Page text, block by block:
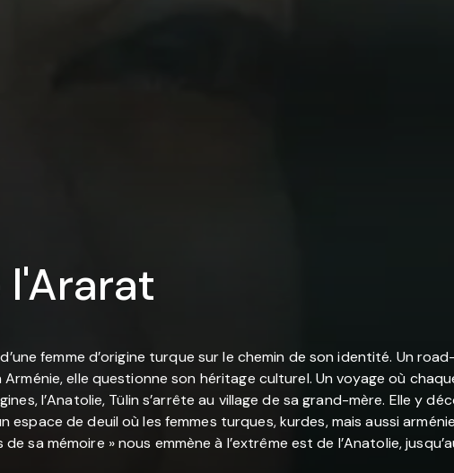
femme d’origine turque sur le chemin de son identité. Un
Arménie, elle questionne son héritage culturel. Un voyage où
l’Anatolie, Tülin s’arrête au village de sa grand-mère. Elle y
espace de deuil où les femmes turques, kurdes, mais aussi
sa mémoire » nous emmène à l’extrême est de l’Anatolie,